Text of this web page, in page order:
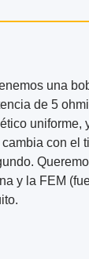
una
de 5
uniforme,
con el
y la FEM